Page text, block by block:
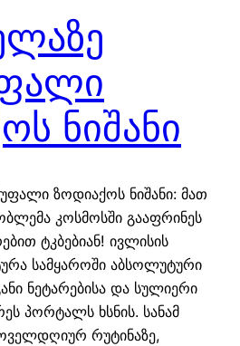
ნიშანი
ზოდიაქოს ნიშანი: მათ
კოსმოსში გააფრინეს
ტკბებიან! ივლისის
სამყაროში აბსოლუტური
ნეტარებისა და სულიერი
პორტალს ხსნის. სანამ
რუტინაზე,